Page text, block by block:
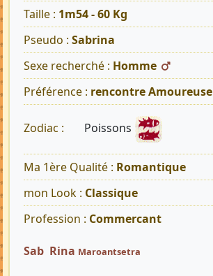
Taille : 1m54 - 60 Kg
Pseudo : Sabrina
Sexe recherché : Homme
Préférence : rencontre Amoureuse
Zodiac : Poissons
Ma 1ère Qualité : Romantique
mon Look : Classique
Profession : Commercant
Sab Rina Maroantsetra